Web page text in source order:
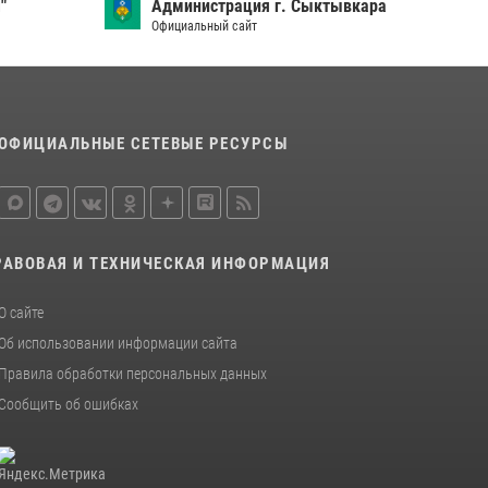
Центре подготовки личного состава
задержала необычного покупателя
В Коми за неделю росгвардейцы изъяли 44
12 июля 2026, 06:14
Администрация г. Сыктывкара
Официальный сайт
СЕТЕВЫЕ РЕСУРСЫ
И ТЕХНИЧЕСКАЯ ИНФОРМАЦИЯ
О сайте
Об использовании информации сайта
Правила обработки персональных данных
Сообщить об ошибках